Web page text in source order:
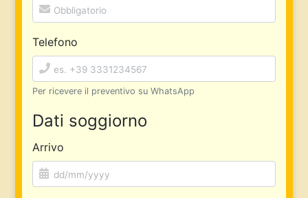
Telefono
Per ricevere il preventivo su WhatsApp
Dati soggiorno
Arrivo